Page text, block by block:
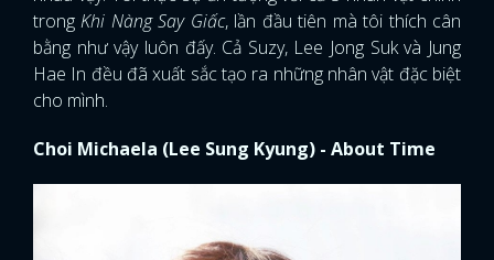
trongKhi Nàng Say Giấc, lần đầu tiên mà tôi thích cân
bằng như vậy luôn đấy. Cả Suzy, Lee Jong Suk và Jung
Hae In đều đã xuất sắc tạo ra những nhân vật đặc biệt
cho mình.
Choi Michaela (Lee Sung Kyung) - About Time